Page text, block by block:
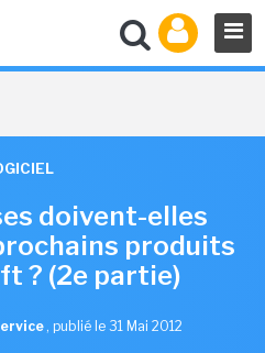
doivent-elles
produits
? (2e partie)
, publié le 31 Mai 2012